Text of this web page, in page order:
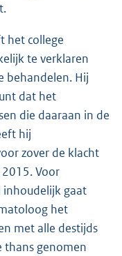
het college
te verklaren
behandelen. Hij
dat het
die daaraan in de
hij
zover de klacht
Voor
inhoudelijk gaat
het
met alle destijds
thans genomen